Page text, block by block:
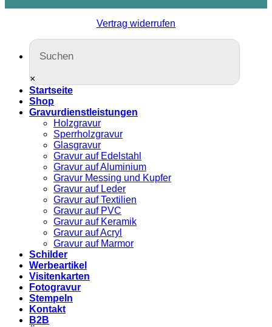
Vertrag widerrufen
×
Startseite
Shop
Gravurdienstleistungen
Holzgravur
Sperrholzgravur
Glasgravur
Gravur auf Edelstahl
Gravur auf Aluminium
Gravur Messing und Kupfer
Gravur auf Leder
Gravur auf Textilien
Gravur auf PVC
Gravur auf Keramik
Gravur auf Acryl
Gravur auf Marmor
Schilder
Werbeartikel
Visitenkarten
Fotogravur
Stempeln
Kontakt
B2B